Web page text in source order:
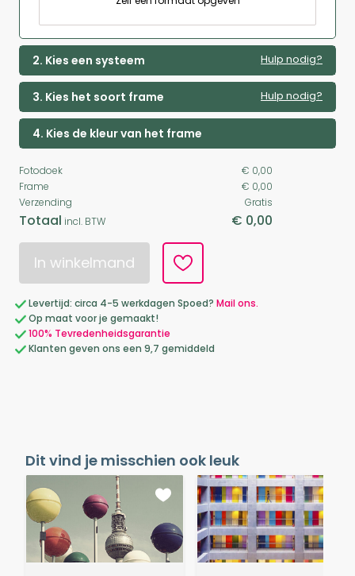
2. Kies een systeem Hulp nodig?
3. Kies het soort frame Hulp nodig?
4. Kies de kleur van het frame
Fotodoek
€ 0,00
Frame
€ 0,00
Verzending
Gratis
Totaal incl. BTW € 0,00
In winkelmand
Levertijd: circa 4-5 werkdagen Spoed? Mail ons.
Op maat voor je gemaakt!
100% Tevredenheidsgarantie
Klanten geven ons een 9,7 gemiddeld
Dit vind je misschien ook leuk